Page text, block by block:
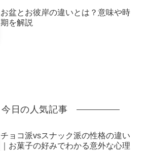
お盆とお彼岸の違いとは？意味や時
期を解説
今日の人気記事
チョコ派vsスナック派の性格の違い
｜お菓子の好みでわかる意外な心理